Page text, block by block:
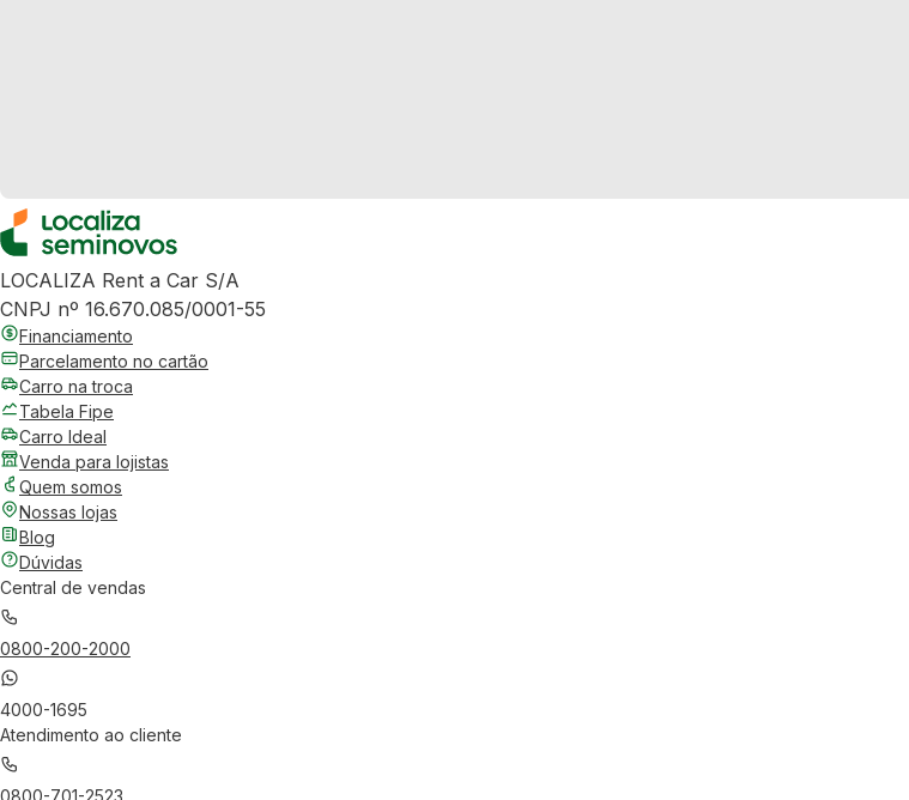
LOCALIZA Rent a Car S/A
CNPJ nº 16.670.085/0001-55
Financiamento
Parcelamento no cartão
Carro na troca
Tabela Fipe
Carro Ideal
Venda para lojistas
Quem somos
Nossas lojas
Blog
Dúvidas
Central de vendas
0800-200-2000
4000-1695
Atendimento ao cliente
0800-701-2523